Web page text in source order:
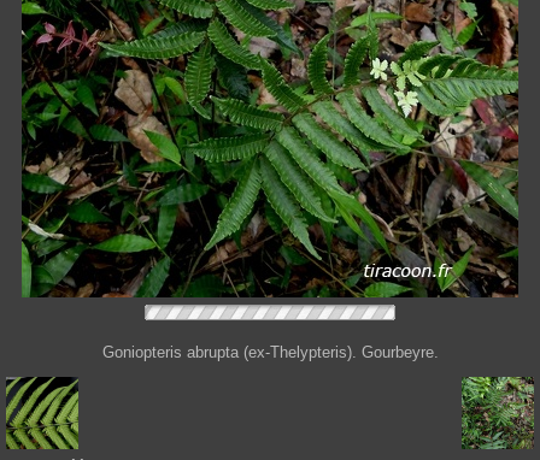
Goniopteris abrupta (ex-Thelypteris). Gourbeyre.